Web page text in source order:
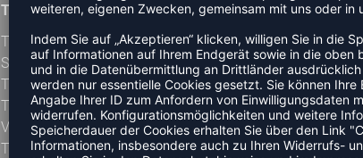
TEAMSPORTSERVICE
Teamsport-Startseite
Sublimation
Teampartnerkonzept & Ausrüsterverträge
Textilbedruckung
Vereinskollektionen
Teamausrüstung anfragen
AGB
Über uns
Unsere